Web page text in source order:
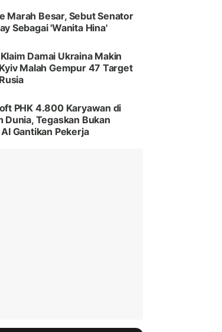
Marah Besar, Sebut Senator
Sebagai 'Wanita Hina'
Damai Ukraina Makin
Malah Gempur 47 Target
PHK 4.800 Karyawan di
Dunia, Tegaskan Bukan
Gantikan Pekerja